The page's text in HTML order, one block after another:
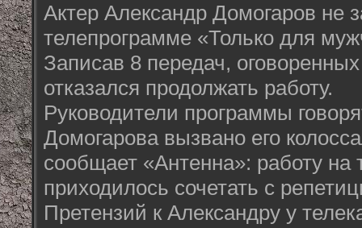
Актер Александр Домогаров не
телепрограмме «Только для
Записав 8 передач,
отказался продолжать работу.
Руководители программы
Домогарова вызвано его
сообщает «Антенна»: работу на
приходилось сочетать с
Претензий к Александру у